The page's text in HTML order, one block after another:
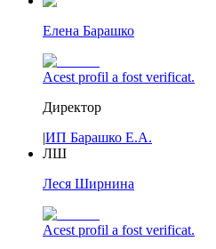
Елена Барашко
Acest profil a fost verificat.
Директор
|ИП Барашко Е.А.
ЛШ
Леся Ширнина
Acest profil a fost verificat.